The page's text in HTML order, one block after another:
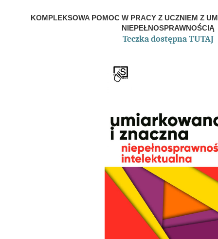
KOMPLEKSOWA POMOC W PRACY Z UCZNIEM Z
NIEPEŁNOSPRAWNOŚCIĄ
Teczka dostępna TUTAJ